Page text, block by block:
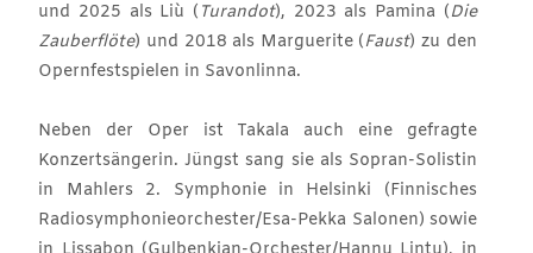
und 2025 als Liù ( Turandot), 2023 als Pamina (Die
Zauberflöte) und 2018 als Marguerite (Faust) zu den
Opernfestspielen in Savonlinna.
Neben der Oper ist Takala auch eine gefragte
Konzertsängerin. Jüngst sang sie als Sopran-Solistin
in Mahlers 2. Symphonie in Helsinki (Finnisches
Radiosymphonieorchester/Esa-Pekka Salonen) sowie